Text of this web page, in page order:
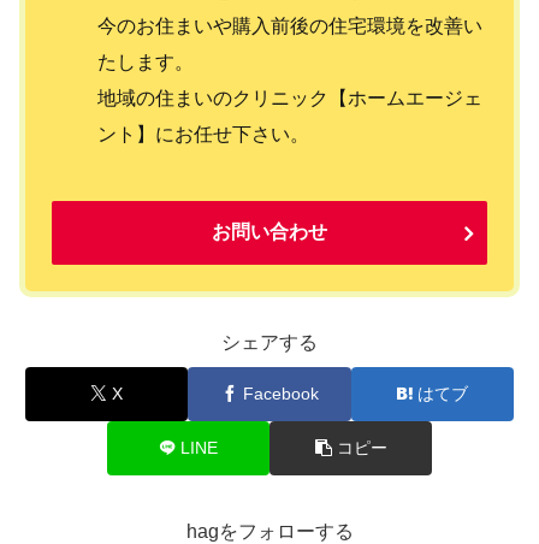
今のお住まいや購入前後の住宅環境を改善い
たします。
地域の住まいのクリニック【ホームエージェ
ント】にお任せ下さい。
お問い合わせ
シェアする
X Facebook はてブ
LINE コピー
hagをフォローする